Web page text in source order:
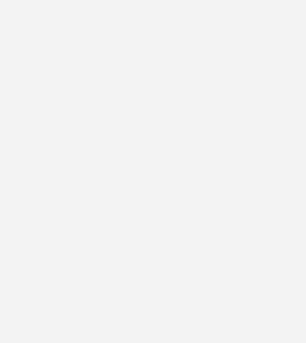
synchronisierte Ethercat die
Anlagen in Einklang: die durch
von Halbleitern erzeugten
aus denen die Wechselrichter der
Einspeisen die für die Stromqualität
formen.
dank
hat die Branche sich als
Das verspricht Wind-KI. Mit